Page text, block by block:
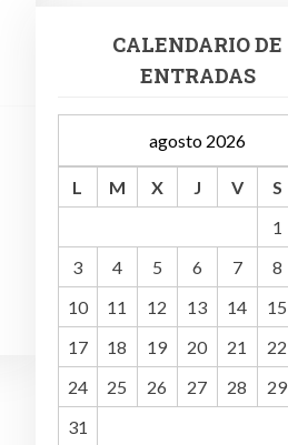
CALENDARIO DE
ENTRADAS
agosto 2026
L M X J V S
1
3
4 5 6 7 8
10
11 12 13 14 15
17
18 19 20 21 22
24
25 26 27 28 29
31